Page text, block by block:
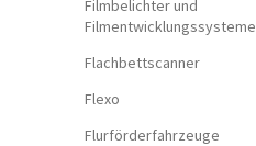
Filmbelichter und
Filmentwicklungssysteme
Flachbettscanner
Flexo
Flurförderfahrzeuge